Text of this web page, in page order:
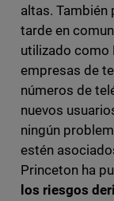
altas. También
tarde en
utilizado como
empresas de
números de
nuevos
ningún
estén
Princeton ha
los riesgos